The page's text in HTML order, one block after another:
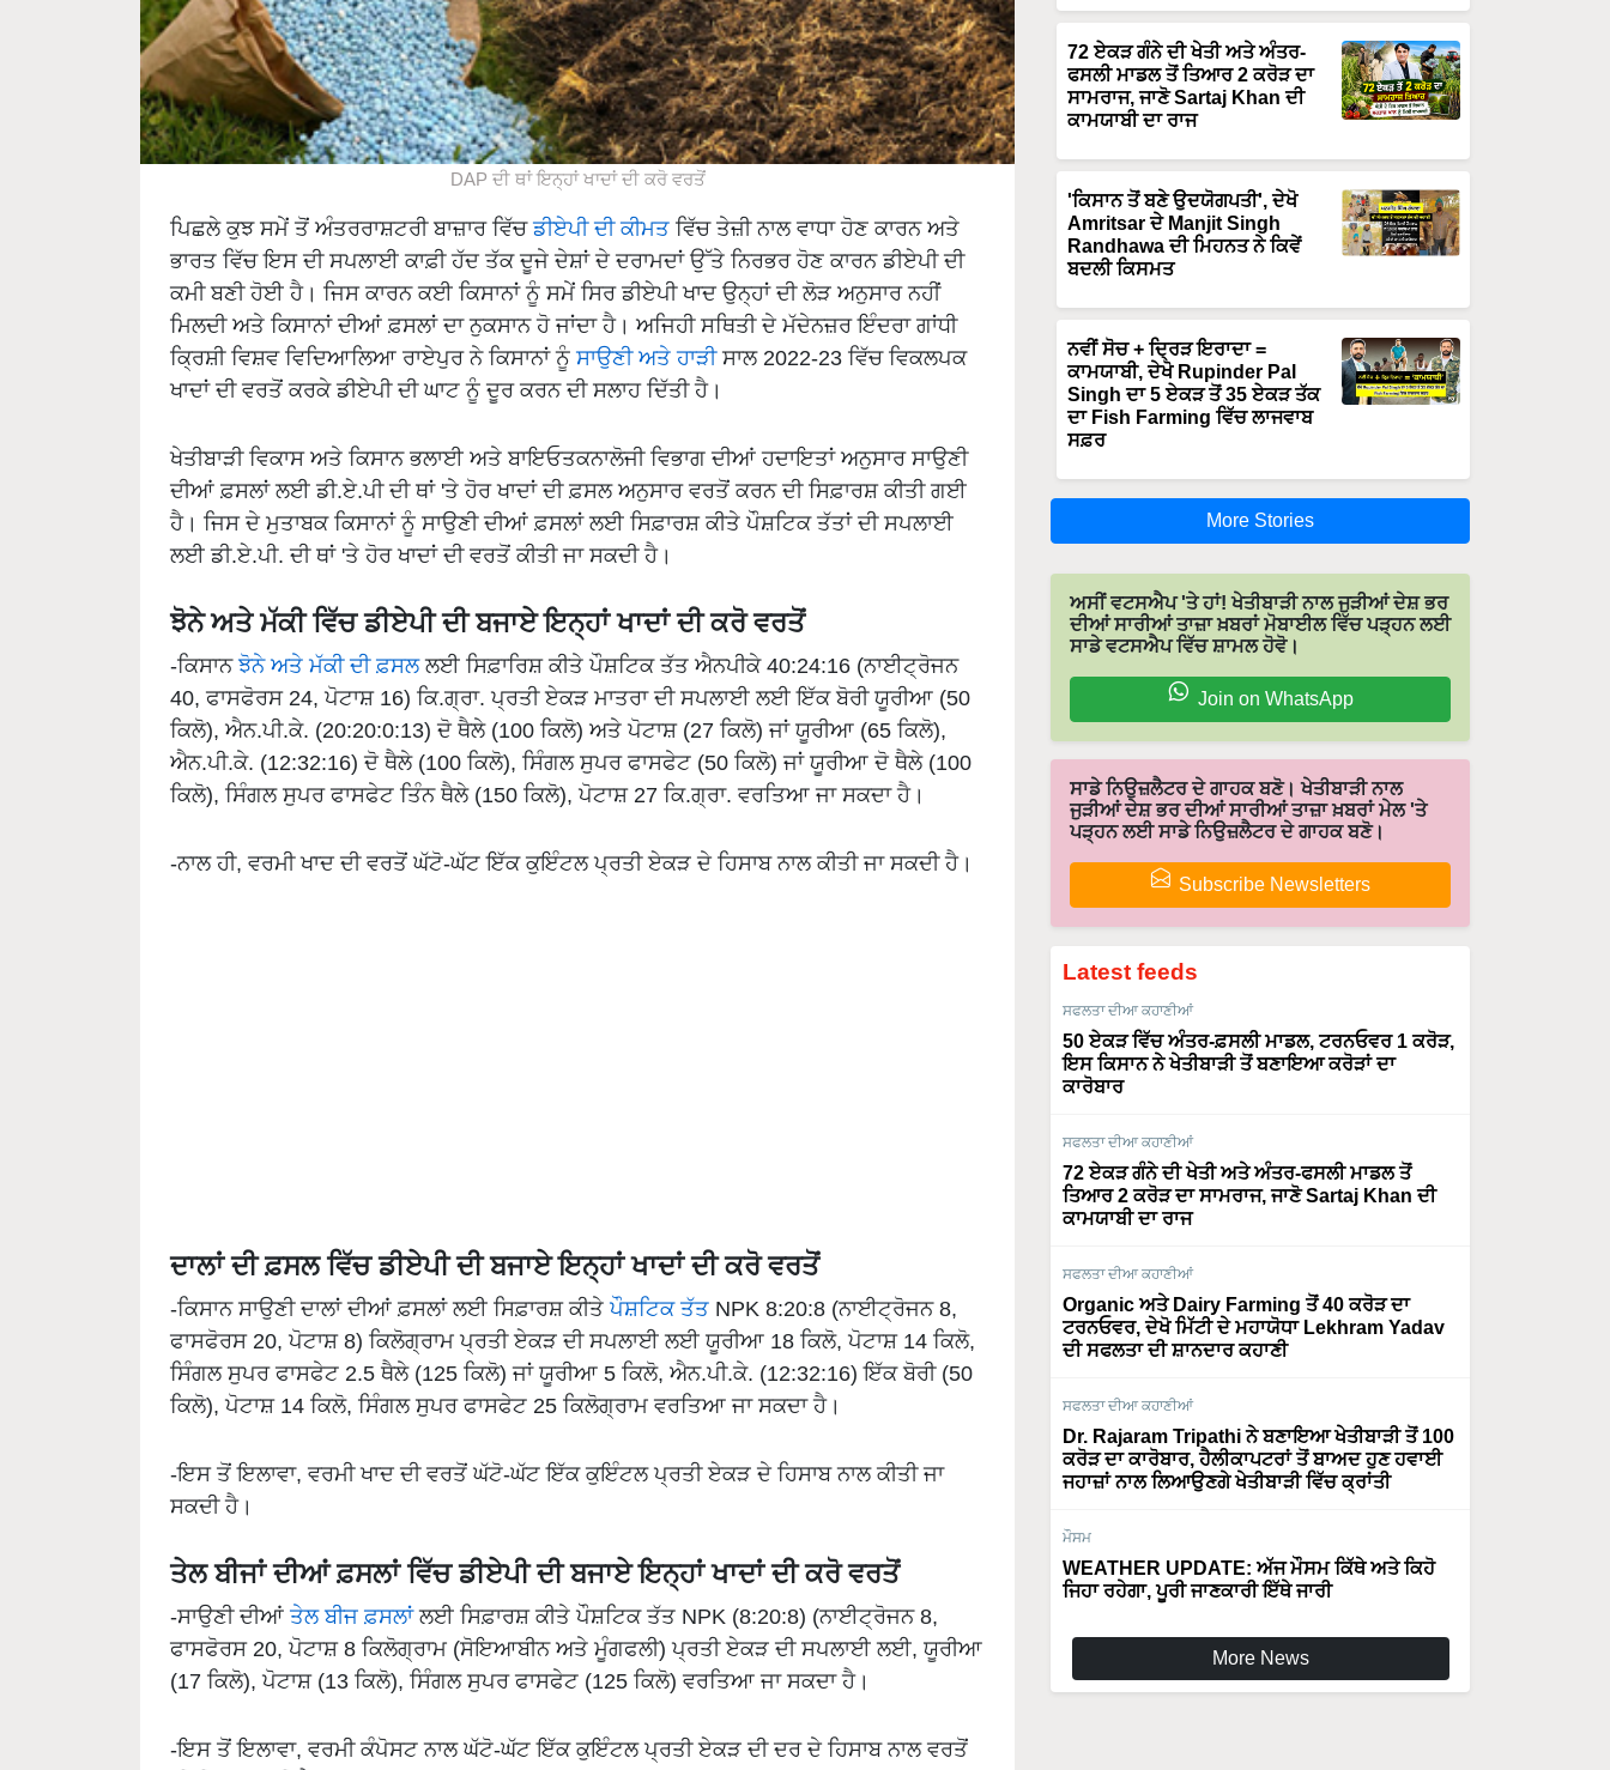
DAP ਦੀ ਥਾਂ ਇਨ੍ਹਾਂ ਖਾਦਾਂ ਦੀ ਕਰੋ ਵਰਤੋਂ
ਪਿਛਲੇ ਕੁਝ ਸਮੇਂ ਤੋਂ ਅੰਤਰਰਾਸ਼ਟਰੀ ਬਾਜ਼ਾਰ ਵਿੱਚਡੀਏਪੀ ਦੀ ਕੀਮਤ ਵਿੱਚ ਤੇਜ਼ੀ ਨਾਲ ਵਾਧਾ ਹੋਣ ਕਾਰਨ ਅਤੇ
ਭਾਰਤ ਵਿੱਚ ਇਸ ਦੀ ਸਪਲਾਈ ਕਾਫ਼ੀ ਹੱਦ ਤੱਕ ਦੂਜੇ ਦੇਸ਼ਾਂ ਦੇ ਦਰਾਮਦਾਂ ਉੱਤੇ ਨਿਰਭਰ ਹੋਣ ਕਾਰਨ ਡੀਏਪੀ ਦੀ
ਕਮੀ ਬਣੀ ਹੋਈ ਹੈ। ਜਿਸ ਕਾਰਨ ਕਈ ਕਿਸਾਨਾਂ ਨੂੰ ਸਮੇਂ ਸਿਰ ਡੀਏਪੀ ਖਾਦ ਉਨ੍ਹਾਂ ਦੀ ਲੋੜ ਅਨੁਸਾਰ ਨਹੀਂ
ਮਿਲਦੀ ਅਤੇ ਕਿਸਾਨਾਂ ਦੀਆਂ ਫ਼ਸਲਾਂ ਦਾ ਨੁਕਸਾਨ ਹੋ ਜਾਂਦਾ ਹੈ। ਅਜਿਹੀ ਸਥਿਤੀ ਦੇ ਮੱਦੇਨਜ਼ਰ ਇੰਦਰਾ ਗਾਂਧੀ
ਕ੍ਰਿਸ਼ੀ ਵਿਸ਼ਵ ਵਿਦਿਆਲਿਆ ਰਾਏਪੁਰ ਨੇ ਕਿਸਾਨਾਂ ਨੂੰ ਸਾਉਣੀ ਅਤੇ ਹਾੜੀਸਾਲ 2022-23 ਵਿੱਚ ਵਿਕਲਪਕ
ਖਾਦਾਂ ਦੀ ਵਰਤੋਂ ਕਰਕੇ ਡੀਏਪੀ ਦੀ ਘਾਟ ਨੂੰ ਦੂਰ ਕਰਨ ਦੀ ਸਲਾਹ ਦਿੱਤੀ ਹੈ।
ਖੇਤੀਬਾੜੀ ਵਿਕਾਸ ਅਤੇ ਕਿਸਾਨ ਭਲਾਈ ਅਤੇ ਬਾਇਓਤਕਨਾਲੋਜੀ ਵਿਭਾਗ ਦੀਆਂ ਹਦਾਇਤਾਂ ਅਨੁਸਾਰ ਸਾਉਣੀ
ਦੀਆਂ ਫ਼ਸਲਾਂ ਲਈ ਡੀ.ਏ.ਪੀ ਦੀ ਥਾਂ 'ਤੇ ਹੋਰ ਖਾਦਾਂ ਦੀ ਫ਼ਸਲ ਅਨੁਸਾਰ ਵਰਤੋਂ ਕਰਨ ਦੀ ਸਿਫ਼ਾਰਸ਼ ਕੀਤੀ ਗਈ
ਹੈ। ਜਿਸ ਦੇ ਮੁਤਾਬਕ ਕਿਸਾਨਾਂ ਨੂੰ ਸਾਉਣੀ ਦੀਆਂ ਫ਼ਸਲਾਂ ਲਈ ਸਿਫ਼ਾਰਸ਼ ਕੀਤੇ ਪੌਸ਼ਟਿਕ ਤੱਤਾਂ ਦੀ ਸਪਲਾਈ
ਲਈ ਡੀ.ਏ.ਪੀ. ਦੀ ਥਾਂ 'ਤੇ ਹੋਰ ਖਾਦਾਂ ਦੀ ਵਰਤੋਂ ਕੀਤੀ ਜਾ ਸਕਦੀ ਹੈ।
ਝੋਨੇ ਅਤੇ ਮੱਕੀ ਵਿੱਚ ਡੀਏਪੀ ਦੀ ਬਜਾਏ ਇਨ੍ਹਾਂ ਖਾਦਾਂ ਦੀ ਕਰੋ ਵਰਤੋਂ
-ਕਿਸਾਨਝੋਨੇ ਅਤੇ ਮੱਕੀ ਦੀ ਫ਼ਸਲਲਈ ਸਿਫ਼ਾਰਿਸ਼ ਕੀਤੇ ਪੌਸ਼ਟਿਕ ਤੱਤ ਐਨਪੀਕੇ 40:24:16 (ਨਾਈਟ੍ਰੋਜਨ
40, ਫਾਸਫੋਰਸ 24, ਪੋਟਾਸ਼ 16) ਕਿ.ਗ੍ਰਾ. ਪ੍ਰਤੀ ਏਕੜ ਮਾਤਰਾ ਦੀ ਸਪਲਾਈ ਲਈ ਇੱਕ ਬੋਰੀ ਯੂਰੀਆ (50
ਕਿਲੋ), ਐਨ.ਪੀ.ਕੇ. (20:20:0:13) ਦੋ ਥੈਲੇ (100 ਕਿਲੋ) ਅਤੇ ਪੋਟਾਸ਼ (27 ਕਿਲੋ) ਜਾਂ ਯੂਰੀਆ (65 ਕਿਲੋ),
ਐਨ.ਪੀ.ਕੇ. (12:32:16) ਦੋ ਥੈਲੇ (100 ਕਿਲੋ), ਸਿੰਗਲ ਸੁਪਰ ਫਾਸਫੇਟ (50 ਕਿਲੋ) ਜਾਂ ਯੂਰੀਆ ਦੋ ਥੈਲੇ (100
ਕਿਲੋ), ਸਿੰਗਲ ਸੁਪਰ ਫਾਸਫੇਟ ਤਿੰਨ ਥੈਲੇ (150 ਕਿਲੋ), ਪੋਟਾਸ਼ 27 ਕਿ.ਗ੍ਰਾ. ਵਰਤਿਆ ਜਾ ਸਕਦਾ ਹੈ।
-ਨਾਲ ਹੀ, ਵਰਮੀ ਖਾਦ ਦੀ ਵਰਤੋਂ ਘੱਟੋ-ਘੱਟ ਇੱਕ ਕੁਇੰਟਲ ਪ੍ਰਤੀ ਏਕੜ ਦੇ ਹਿਸਾਬ ਨਾਲ ਕੀਤੀ ਜਾ ਸਕਦੀ ਹੈ।
ਦਾਲਾਂ ਦੀ ਫ਼ਸਲ ਵਿੱਚ ਡੀਏਪੀ ਦੀ ਬਜਾਏ ਇਨ੍ਹਾਂ ਖਾਦਾਂ ਦੀ ਕਰੋ ਵਰਤੋਂ
-ਕਿਸਾਨ ਸਾਉਣੀ ਦਾਲਾਂ ਦੀਆਂ ਫ਼ਸਲਾਂ ਲਈ ਸਿਫ਼ਾਰਸ਼ ਕੀਤੇਪੌਸ਼ਟਿਕ ਤੱਤ NPK 8:20:8 (ਨਾਈਟ੍ਰੋਜਨ 8,
ਫਾਸਫੋਰਸ 20, ਪੋਟਾਸ਼ 8) ਕਿਲੋਗ੍ਰਾਮ ਪ੍ਰਤੀ ਏਕੜ ਦੀ ਸਪਲਾਈ ਲਈ ਯੂਰੀਆ 18 ਕਿਲੋ, ਪੋਟਾਸ਼ 14 ਕਿਲੋ,
ਸਿੰਗਲ ਸੁਪਰ ਫਾਸਫੇਟ 2.5 ਥੈਲੇ (125 ਕਿਲੋ) ਜਾਂ ਯੂਰੀਆ 5 ਕਿਲੋ, ਐਨ.ਪੀ.ਕੇ. (12:32:16) ਇੱਕ ਬੋਰੀ (50
ਕਿਲੋ), ਪੋਟਾਸ਼ 14 ਕਿਲੋ, ਸਿੰਗਲ ਸੁਪਰ ਫਾਸਫੇਟ 25 ਕਿਲੋਗ੍ਰਾਮ ਵਰਤਿਆ ਜਾ ਸਕਦਾ ਹੈ।
-ਇਸ ਤੋਂ ਇਲਾਵਾ, ਵਰਮੀ ਖਾਦ ਦੀ ਵਰਤੋਂ ਘੱਟੋ-ਘੱਟ ਇੱਕ ਕੁਇੰਟਲ ਪ੍ਰਤੀ ਏਕੜ ਦੇ ਹਿਸਾਬ ਨਾਲ ਕੀਤੀ ਜਾ
ਸਕਦੀ ਹੈ।
ਤੇਲ ਬੀਜਾਂ ਦੀਆਂ ਫ਼ਸਲਾਂ ਵਿੱਚ ਡੀਏਪੀ ਦੀ ਬਜਾਏ ਇਨ੍ਹਾਂ ਖਾਦਾਂ ਦੀ ਕਰੋ ਵਰਤੋਂ
-ਸਾਉਣੀ ਦੀਆਂ ਤੇਲ ਬੀਜ ਫ਼ਸਲਾਂਲਈ ਸਿਫ਼ਾਰਸ਼ ਕੀਤੇ ਪੌਸ਼ਟਿਕ ਤੱਤ NPK (8:20:8) (ਨਾਈਟ੍ਰੋਜਨ 8,
ਫਾਸਫੋਰਸ 20, ਪੋਟਾਸ਼ 8 ਕਿਲੋਗ੍ਰਾਮ (ਸੋਇਆਬੀਨ ਅਤੇ ਮੂੰਗਫਲੀ) ਪ੍ਰਤੀ ਏਕੜ ਦੀ ਸਪਲਾਈ ਲਈ, ਯੂਰੀਆ
(17 ਕਿਲੋ), ਪੋਟਾਸ਼ (13 ਕਿਲੋ), ਸਿੰਗਲ ਸੁਪਰ ਫਾਸਫੇਟ (125 ਕਿਲੋ) ਵਰਤਿਆ ਜਾ ਸਕਦਾ ਹੈ।
-ਇਸ ਤੋਂ ਇਲਾਵਾ, ਵਰਮੀ ਕੰਪੋਸਟ ਨਾਲ ਘੱਟੋ-ਘੱਟ ਇੱਕ ਕੁਇੰਟਲ ਪ੍ਰਤੀ ਏਕੜ ਦੀ ਦਰ ਦੇ ਹਿਸਾਬ ਨਾਲ ਵਰਤੋਂ
72 ਏਕੜ ਗੰਨੇ ਦੀ ਖੇਤੀ ਅਤੇ ਅੰਤਰ-
ਫਸਲੀ ਮਾਡਲ ਤੋਂ ਤਿਆਰ 2 ਕਰੋੜ ਦਾ
ਸਾਮਰਾਜ, ਜਾਣੋ Sartaj Khan ਦੀ
ਕਾਮਯਾਬੀ ਦਾ ਰਾਜ
'ਕਿਸਾਨ ਤੋਂ ਬਣੇ ਉਦਯੋਗਪਤੀ', ਦੇਖੋ
Amritsar ਦੇ Manjit Singh
Randhawa ਦੀ ਮਿਹਨਤ ਨੇ ਕਿਵੇਂ
ਬਦਲੀ ਕਿਸਮਤ
ਨਵੀਂ ਸੋਚ + ਦ੍ਰਿੜ ਇਰਾਦਾ =
ਕਾਮਯਾਬੀ, ਦੇਖੋ Rupinder Pal
Singh ਦਾ 5 ਏਕੜ ਤੋਂ 35 ਏਕੜ ਤੱਕ
ਦਾ Fish Farming ਵਿੱਚ ਲਾਜਵਾਬ
ਸਫ਼ਰ
More Stories
ਅਸੀਂ ਵਟਸਐਪ 'ਤੇ ਹਾਂ! ਖੇਤੀਬਾੜੀ ਨਾਲ ਜੁੜੀਆਂ ਦੇਸ਼ ਭਰ
ਦੀਆਂ ਸਾਰੀਆਂ ਤਾਜ਼ਾ ਖ਼ਬਰਾਂ ਮੋਬਾਈਲ ਵਿੱਚ ਪੜ੍ਹਨ ਲਈ
ਸਾਡੇ ਵਟਸਐਪ ਵਿੱਚ ਸ਼ਾਮਲ ਹੋਵੋ।
Join on WhatsApp
ਸਾਡੇ ਨਿਉਜ਼ਲੈਟਰ ਦੇ ਗਾਹਕ ਬਣੋ। ਖੇਤੀਬਾੜੀ ਨਾਲ
ਜੁੜੀਆਂ ਦੇਸ਼ ਭਰ ਦੀਆਂ ਸਾਰੀਆਂ ਤਾਜ਼ਾ ਖ਼ਬਰਾਂ ਮੇਲ 'ਤੇ
ਪੜ੍ਹਨ ਲਈ ਸਾਡੇ ਨਿਉਜ਼ਲੈਟਰ ਦੇ ਗਾਹਕ ਬਣੋ।
Subscribe Newsletters
Latest feeds
ਸਫਲਤਾ ਦੀਆ ਕਹਾਣੀਆਂ
50 ਏਕੜ ਵਿੱਚ ਅੰਤਰ-ਫ਼ਸਲੀ ਮਾਡਲ, ਟਰਨਓਵਰ 1 ਕਰੋੜ,
ਇਸ ਕਿਸਾਨ ਨੇ ਖੇਤੀਬਾੜੀ ਤੋਂ ਬਣਾਇਆ ਕਰੋੜਾਂ ਦਾ
ਕਾਰੋਬਾਰ
ਸਫਲਤਾ ਦੀਆ ਕਹਾਣੀਆਂ
72 ਏਕੜ ਗੰਨੇ ਦੀ ਖੇਤੀ ਅਤੇ ਅੰਤਰ-ਫਸਲੀ ਮਾਡਲ ਤੋਂ
ਤਿਆਰ 2 ਕਰੋੜ ਦਾ ਸਾਮਰਾਜ, ਜਾਣੋ Sartaj Khan ਦੀ
ਕਾਮਯਾਬੀ ਦਾ ਰਾਜ
ਸਫਲਤਾ ਦੀਆ ਕਹਾਣੀਆਂ
Organic ਅਤੇ Dairy Farming ਤੋਂ 40 ਕਰੋੜ ਦਾ
ਟਰਨਓਵਰ, ਦੇਖੋ ਮਿੱਟੀ ਦੇ ਮਹਾਯੋਧਾ Lekhram Yadav
ਦੀ ਸਫਲਤਾ ਦੀ ਸ਼ਾਨਦਾਰ ਕਹਾਣੀ
ਸਫਲਤਾ ਦੀਆ ਕਹਾਣੀਆਂ
Dr. Rajaram Tripathi ਨੇ ਬਣਾਇਆ ਖੇਤੀਬਾੜੀ ਤੋਂ 100
ਕਰੋੜ ਦਾ ਕਾਰੋਬਾਰ, ਹੈਲੀਕਾਪਟਰਾਂ ਤੋਂ ਬਾਅਦ ਹੁਣ ਹਵਾਈ
ਜਹਾਜ਼ਾਂ ਨਾਲ ਲਿਆਉਣਗੇ ਖੇਤੀਬਾੜੀ ਵਿੱਚ ਕ੍ਰਾਂਤੀ
ਮੌਸਮ
WEATHER UPDATE: ਅੱਜ ਮੌਸਮ ਕਿੱਥੇ ਅਤੇ ਕਿਹੋ
ਜਿਹਾ ਰਹੇਗਾ, ਪੂਰੀ ਜਾਣਕਾਰੀ ਇੱਥੇ ਜਾਰੀ
More News